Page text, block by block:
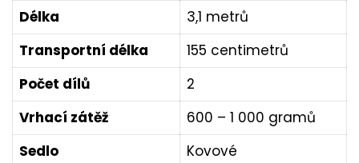
Délka
3,1 metrů
Transportní délka
155 centimetrů
Počet dílů
2
Vrhací zátěž
600 – 1 000 gramů
Sedlo
Kovové